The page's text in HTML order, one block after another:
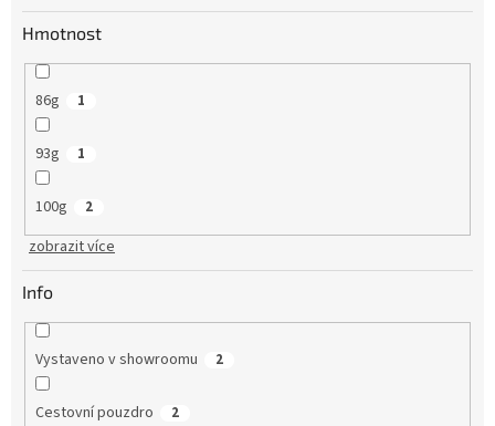
Hmotnost
86g 1
93g 1
100g 2
zobrazit více
Info
Vystaveno v showroomu 2
Cestovní pouzdro 2